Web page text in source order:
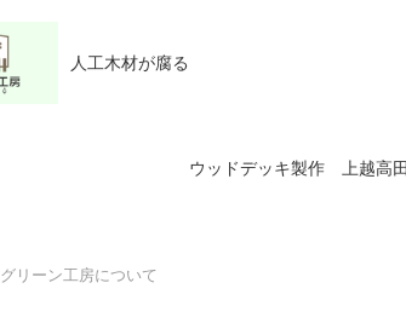
人工木材が腐る
ウッドデッキ製作 上越
グリーン工房について